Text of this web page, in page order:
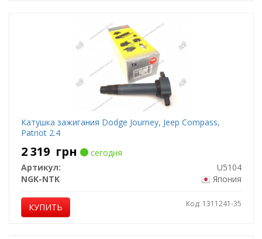
Катушка зажигания Dodge Journey, Jeep Compass,
Patriot 2.4
2 319 грн
сегодня
Артикул:
U5104
NGK-NTK
Япония
КУПИТЬ Код: 1311241-35